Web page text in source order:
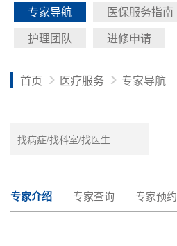
专家导航
医保服务指南
护理团队
进修申请
首页 医疗服务 专家导航
专家介绍 专家查询 专家预约